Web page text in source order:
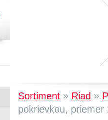
Sortiment » Riad »
pokrievkou,